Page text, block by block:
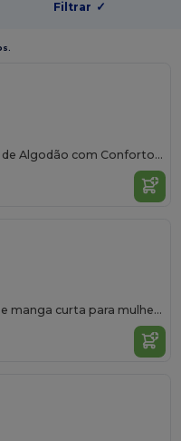
Filtrar ✓
Camisa Feminina de Algodão com Conforto e Estilo Clássico
Camisa elástica de manga curta para mulher - easycare